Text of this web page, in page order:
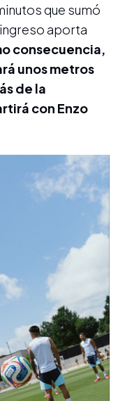
que sumó
aporta
consecuencia,
unos metros
de la
con Enzo